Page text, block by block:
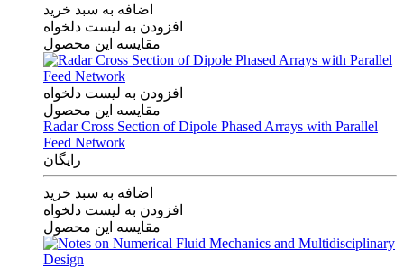
اضافه به سبد خرید
افزودن به لیست دلخواه
مقایسه این محصول
افزودن به لیست دلخواه
مقایسه این محصول
Radar Cross Section of Dipole Phased Arrays with Parallel
Feed Network
رایگان
اضافه به سبد خرید
افزودن به لیست دلخواه
مقایسه این محصول